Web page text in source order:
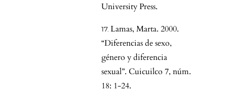
University Press.
Lamas, Marta. 2000.
“Diferencias de sexo,
género y diferencia
sexual”. Cuicuilco 7, núm.
18: 1-24.